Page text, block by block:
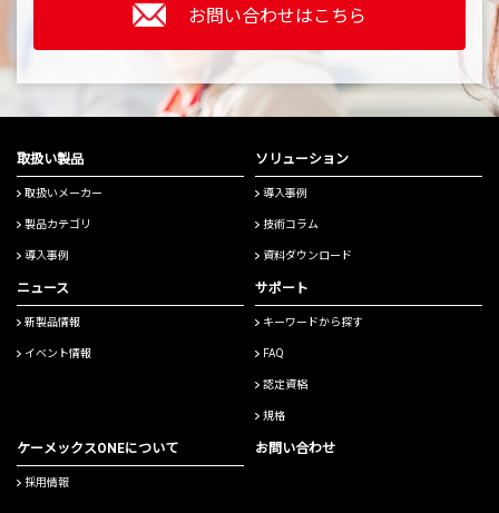
お問い合わせはこちら
取扱い製品
取扱いメーカー
製品カテゴリ
導入事例
ソリューション
導入事例
技術コラム
資料ダウンロード
ニュース
新製品情報
イベント情報
サポート
キーワードから探す
FAQ
認定資格
規格
ケーメックスONEについて
採用情報
お問い合わせ